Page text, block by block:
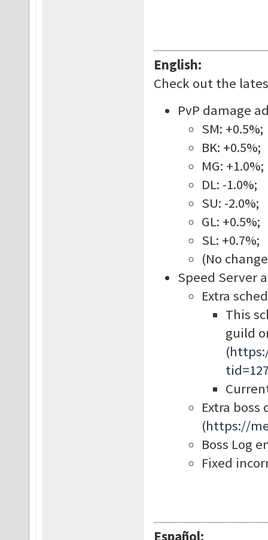
English:
Check out the
PvP damage
SM: +0.5%;
BK: +0.5%;
MG: +1.0%;
DL: -1.0%;
SU: -2.0%;
GL: +0.5%;
SL: +0.7%;
(No
Speed Server
Extra
This
guild
(
Extra boss
(https://
Boss Log
Fixed
Español: